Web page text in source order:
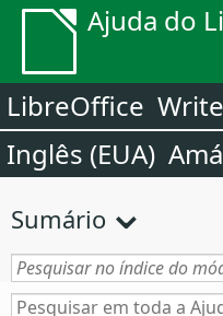
Ajuda do
LibreOffice
Inglês (EUA)
Sumário